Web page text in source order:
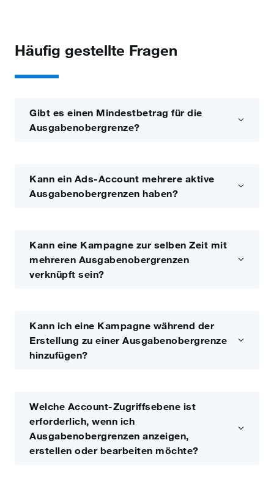
Häufig gestellte Fragen
Gibt es einen Mindestbetrag für die
Ausgabenobergrenze?
Kann ein Ads-Account mehrere aktive
Ausgabenobergrenzen haben?
Kann eine Kampagne zur selben Zeit mit
mehreren Ausgabenobergrenzen
verknüpft sein?
Kann ich eine Kampagne während der
Erstellung zu einer Ausgabenobergrenze
hinzufügen?
Welche Account-Zugriffsebene ist
erforderlich, wenn ich
Ausgabenobergrenzen anzeigen,
erstellen oder bearbeiten möchte?